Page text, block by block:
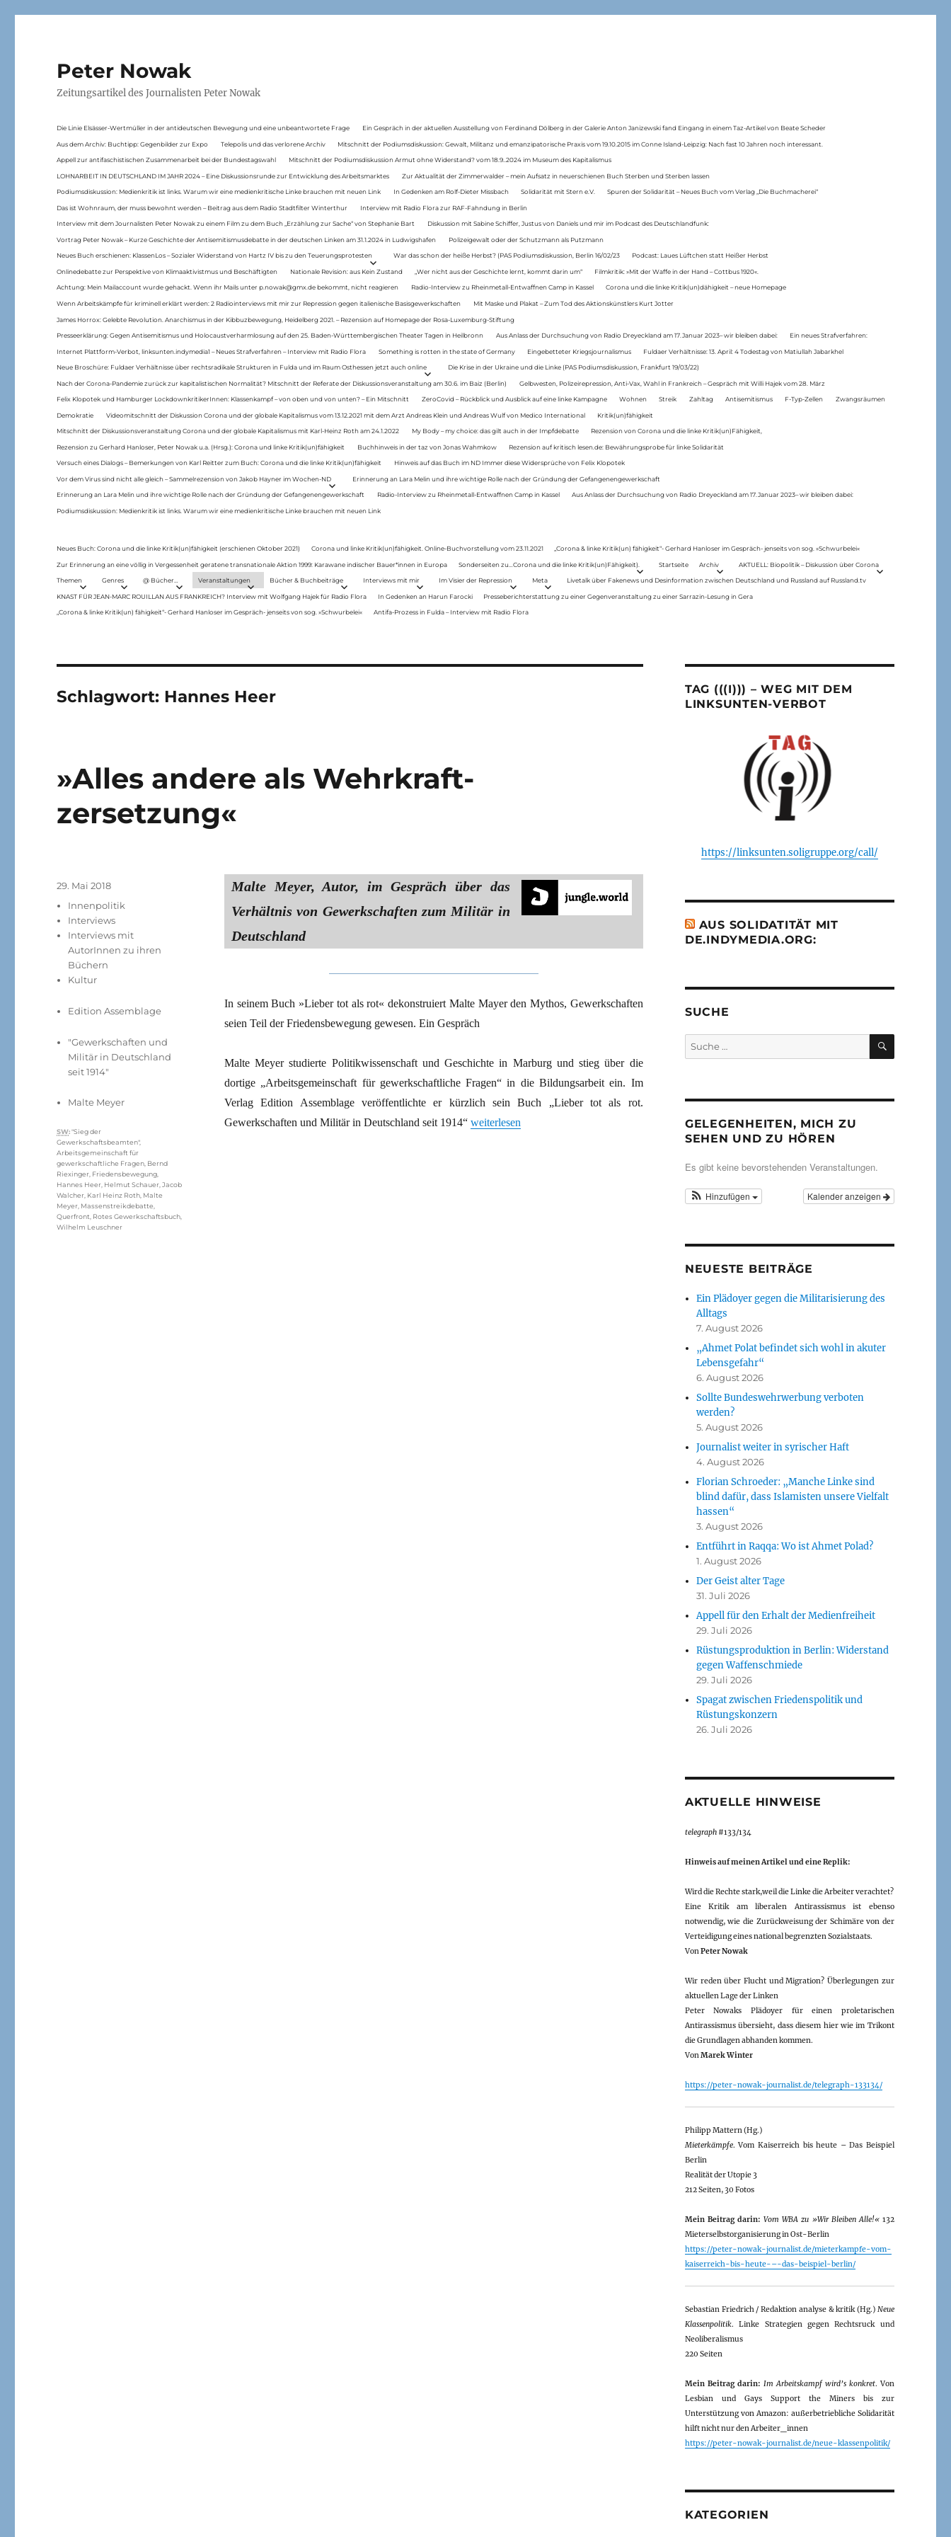
Peter Nowak
Zeitungsartikel des Journalisten Peter Nowak
Die Linie Elsässer-Wertmüller in der antideutschen Bewegung und eine unbeantwortete Frage Ein Gespräch in der aktuellen Ausstellung von Ferdinand Dölberg in der Galerie Anton Janizewski fand Eingang in einem Taz-Artikel von Beate Scheder
Aus dem Archiv: Buchtipp: Gegenbilder zur Expo Telepolis und das verlorene Archiv Mitschnitt der Podiumsdiskussion: Gewalt, Militanz und emanzipatorische Praxis vom 19.10.2015 im Conne Island-Leipzig: Nach fast 10 Jahren noch interessant.
Appell zur antifaschistischen Zusammenarbeit bei der Bundestagswahl Mitschnitt der Podiumsdiskussion Armut ohne Widerstand? vom 18.9..2024 im Museum des Kapitalismus
LOHNARBEIT IN DEUTSCHLAND IM JAHR 2024 – Eine Diskussionsrunde zur Entwicklung des Arbeitsmarktes Zur Aktualität der Zimmerwalder – mein Aufsatz in neuerschienen Buch Sterben und Sterben lassen
Podiumsdiskussion: Medienkritik ist links. Warum wir eine medienkritische Linke brauchen mit neuen Link In Gedenken am Rolf-Dieter Missbach Solidarität mit Stern e.V. Spuren der Solidarität – Neues Buch vom Verlag „Die Buchmacherei“
Das ist Wohnraum, der muss bewohnt werden – Beitrag aus dem Radio Stadtfilter Winterthur Interview mit Radio Flora zur RAF-Fahndung in Berlin
Interview mit dem Journalisten Peter Nowak zu einem Film zu dem Buch „Erzählung zur Sache“ von Stephanie Bart Diskussion mit Sabine Schiffer, Justus von Daniels und mir im Podcast des Deutschlandfunk:
Vortrag Peter Nowak – Kurze Geschichte der Antisemitismusdebatte in der deutschen Linken am 31.1.2024 in Ludwigshafen Polizeigewalt oder der Schutzmann als Putzmann
Neues Buch erschienen: KlassenLos – Sozialer Widerstand von Hartz IV bis zu den Teuerungsprotesten War das schon der heiße Herbst? (PAS Podiumsdiskussion, Berlin 16/02/23 Podcast: Laues Lüftchen statt Heißer Herbst
Onlinedebatte zur Perspektive von Klimaaktivistmus und Beschäftigten Nationale Revision: aus Kein Zustand „Wer nicht aus der Geschichte lernt, kommt darin um“ Filmkritik: »Mit der Waffe in der Hand – Cottbus 1920«.
Achtung: Mein Mailaccount wurde gehackt. Wenn ihr Mails unter p.nowak@gmx.de bekommt, nicht reagieren Radio-Interview zu Rheinmetall-Entwaffnen Camp in Kassel Corona und die linke Kritik(un)dähigkeit – neue Homepage
Wenn Arbeitskämpfe für kriminell erklärt werden: 2 Radiointerviews mit mir zur Repression gegen italienische Basisgewerkschaften Mit Maske und Plakat – Zum Tod des Aktionskünstlers Kurt Jotter
James Horrox: Gelebte Revolution. Anarchismus in der Kibbuzbewegung, Heidelberg 2021. – Rezension auf Homepage der Rosa-Luxemburg-Stiftung
Presseerklärung: Gegen Antisemitismus und Holocaustverharmlosung auf den 25. Baden-Württembergischen Theater Tagen in Heilbronn Aus Anlass der Durchsuchung von Radio Dreyeckland am 17.Januar 2023– wir bleiben dabei: Ein neues Strafverfahren:
Internet Plattform-Verbot, linksunten.indymedia1 – Neues Strafverfahren – Interview mit Radio Flora Something is rotten in the state of Germany Eingebetteter Kriegsjournalismus Fuldaer Verhältnisse: 13. April: 4 Todestag von Matiul­lah Jabarkhel
Neue Broschüre: Fuldaer Verhältnisse über rechtsradikale Strukturen in Fulda und im Raum Osthessen jetzt auch online Die Krise in der Ukraine und die Linke (PAS Podiumsdiskussion, Frankfurt 19/03/22)
Nach der Corona-Pandemie zurück zur kapitalistischen Normalität? Mitschnitt der Referate der Diskussionsveranstaltung am 30.6. im Baiz (Berlin) Gelbwesten, Polizeirepression, Anti-Vax, Wahl in Frankreich – Gespräch mit Willi Hajek vom 28. März
Felix Klopotek und Hamburger LockdownkritikerInnen: Klassenkampf – von oben und von unten? – Ein Mitschnitt ZeroCovid – Rückblick und Ausblick auf eine linke Kampagne Wohnen Streik Zahltag Antisemitismus F-Typ-Zellen Zwangsräumen
Demokratie Videomitschnitt der Diskussion Corona und der globale Kapitalismus vom 13.12.2021 mit dem Arzt Andreas Klein und Andreas Wulf von Medico International Kritik(un)fähigkeit
Mitschnitt der Diskussionsveranstaltung Corona und der globale Kapitalismus mit Karl-Heinz Roth am 24.1.2022 My Body – my choice: das gilt auch in der Impfdebatte Rezension von Corona und die linke Kritik(un)Fähigkeit,
Rezension zu Gerhard Hanloser, Peter Nowak u.a. (Hrsg.): Corona und linke Kritik(un)fähigkeit Buchhinweis in der taz von Jonas Wahmkow Rezension auf kritisch lesen.de: Bewährungsprobe für linke Solidarität
Versuch eines Dialogs – Bemerkungen von Karl Reitter zum Buch: Corona und die linke Kritik(un)fähigkeit Hinweis auf das Buch im ND Immer diese Widersprüche von Felix Klopotek
Vor dem Virus sind nicht alle gleich – Sammelrezension von Jakob Hayner im Wochen-ND Erinnerung an Lara Melin und ihre wichtige Rolle nach der Gründung der Gefangenengewerkschaft
Erinnerung an Lara Melin und ihre wichtige Rolle nach der Gründung der Gefangenengewerkschaft Radio-Interview zu Rheinmetall-Entwaffnen Camp in Kassel Aus Anlass der Durchsuchung von Radio Dreyeckland am 17.Januar 2023– wir bleiben dabei:
Podiumsdiskussion: Medienkritik ist links. Warum wir eine medienkritische Linke brauchen mit neuen Link
Neues Buch: Corona und die linke Kritik(un)fähigkeit (erschienen Oktober 2021) Corona und linke Kritik(un)fähigkeit. Online-Buchvorstellung vom 23.11.2021 „Corona & linke Kritik(un) fähigkeit“- Gerhard Hanloser im Gespräch- jenseits von sog. »Schwurbelei«
Zur Erinnerung an eine völlig in Vergessenheit geratene transnationale Aktion 1999: Karawane indischer Bauer*innen in Europa Sonderseiten zu…Corona und die linke Kritik(un)Fähigkeit). Startseite Archiv AKTUELL: Biopolitik – Diskussion über Corona
Themen Genres @ Bücher… Veranstaltungen Bücher & Buchbeiträge Interviews mit mir Im Visier der Repression Meta Livetalk über Fakenews und Desinformation zwischen Deutschland und Russland auf Russland.tv
KNAST FÜR JEAN-MARC ROUILLAN AUS FRANKREICH? Interview mit Wolfgang Hajek für Radio Flora In Gedenken an Harun Farocki Presseberichterstattung zu einer Gegenveranstaltung zu einer Sarrazin-Lesung in Gera
„Corona & linke Kritik(un) fähigkeit“- Gerhard Hanloser im Gespräch- jenseits von sog. »Schwurbelei« Antifa-Prozess in Fulda – Interview mit Radio Flora
Schlagwort: Hannes Heer
»Alles andere als Wehrkraft­
zersetzung«
Malte Meyer, Autor, im Gespräch über das
Verhältnis von Gewerkschaften zum Militär in
Deutschland
In seinem Buch »Lieber tot als rot« dekonstruiert Malte Mayer den Mythos, Gewerkschaften
seien Teil der Friedensbewegung gewesen. Ein Gespräch
Malte Meyer studierte Politikwissenschaft und Geschichte in Marburg und stieg über die
dortige „Arbeitsgemeinschaft für gewerkschaftliche Fragen“ in die Bildungsarbeit ein. Im
Verlag Edition Assemblage veröffentlichte er kürzlich sein Buch „Lieber tot als rot.
Gewerkschaften und Militär in Deutschland seit 1914“ „»Alles andere als Wehrkraft­zersetzung«“
weiterlesen
Veröffentlicht
29. Mai 2018
Kategorien
Innenpolitik
Interviews
Interviews mit
AutorInnen zu ihren
Büchern
Kultur
Edition Assemblage
"Gewerkschaften und
Militär in Deutschland
seit 1914"
Malte Meyer
Schlagwörter
SW:"Sieg der
Gewerkschaftsbeamten",
Arbeitsgemeinschaft für
gewerkschaftliche Fragen Bernd
Riexinger Friedensbewegung
Hannes Heer Helmut Schauer ,Jacob
Walcher Karl Heinz Roth Malte
Meyer Massenstreikdebatte
Querfront Rotes Gewerkschaftsbuch
Wilhelm Leuschner
TAG (((I))) – WEG MIT DEM
LINKSUNTEN-VERBOT
https://linksunten.soligruppe.org/call/
AUS SOLIDATITÄT MIT
DE.INDYMEDIA.ORG:
SUCHE
Suche
nach:
SUCHEN
GELEGENHEITEN, MICH ZU
SEHEN UND ZU HÖREN
Es gibt keine bevorstehenden Veranstaltungen.
Kalender anzeigen
Hinzufügen
NEUESTE BEITRÄGE
Ein Plädoyer gegen die Militarisierung des
Alltags
7. August 2026
„Ahmet Polat befindet sich wohl in akuter
Lebensgefahr“
6. August 2026
Sollte Bundeswehrwerbung verboten
werden?
5. August 2026
Journalist weiter in syrischer Haft
4. August 2026
Florian Schroeder: „Manche Linke sind
blind dafür, dass Islamisten unsere Vielfalt
hassen“
3. August 2026
Entführt in Raqqa: Wo ist Ahmet Polad?
1. August 2026
Der Geist alter Tage
31. Juli 2026
Appell für den Erhalt der Medienfreiheit
29. Juli 2026
Rüstungsproduktion in Berlin: Widerstand
gegen Waffenschmiede
29. Juli 2026
Spagat zwischen Friedenspolitik und
Rüstungskonzern
26. Juli 2026
AKTUELLE HINWEISE
telegraph#133/134
Hinweis auf meinen Artikel und eine Replik:
Wird die Rechte stark,weil die Linke die Arbeiter verachtet?
Eine Kritik am liberalen Antirassismus ist ebenso
notwendig, wie die Zurückweisung der Schimäre von der
Verteidigung eines national begrenzten Sozialstaats.
VonPeter Nowak
Wir reden über Flucht und Migration? Überlegungen zur
aktuellen Lage der Linken
Peter Nowaks Plädoyer für einen proletarischen
Antirassismus übersieht, dass diesem hier wie im Trikont
die Grundlagen abhanden kommen.
VonMarek Winter
https://peter-nowak-journalist.de/telegraph-133134/
Philipp Mattern (Hg.)
Mieterkämpfe. Vom Kaiserreich bis heute – Das Beispiel
Berlin
Realität der Utopie 3
212 Seiten, 30 Fotos
Mein Beitrag darin: Vom WBA zu »Wir Bleiben Alle!«132
Mieterselbstorganisierung in Ost-Berlin
https://peter-nowak-journalist.de/mieterkampfe-vom-
kaiserreich-bis-heute-–-das-beispiel-berlin/
Sebastian Friedrich / Redaktion analyse & kritik (Hg.) Neue
Klassenpolitik. Linke Strategien gegen Rechtsruck und
Neoliberalismus
220 Seiten
Mein Beitrag darin: Im Arbeitskampf wird’s konkret. Von
Lesbian und Gays Support the Miners bis zur
Unterstützung von Amazon: außerbetriebliche Solidarität
hilft nicht nur den Arbeiter_innen
https://peter-nowak-journalist.de/neue-klassenpolitik/
KATEGORIEN